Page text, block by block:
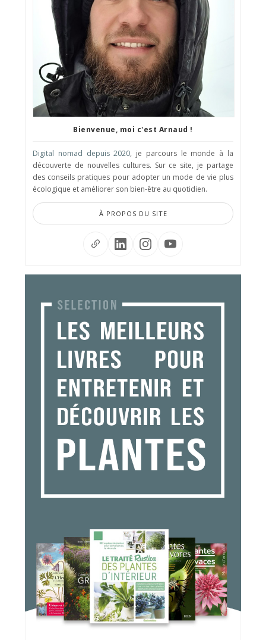
Bienvenue, moi c'est Arnaud !
Digital nomad depuis 2020, je parcours le monde à la
découverte de nouvelles cultures. Sur ce site, je partage
des conseils pratiques pour adopter un mode de vie plus
écologique et améliorer son bien-être au quotidien.
À PROPOS DU SITE